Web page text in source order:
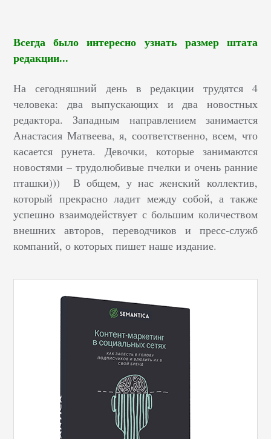
Всегда было интересно узнать размер штата
редакции...
На сегодняшний день в редакции трудятся 4
человека: два выпускающих и два новостных
редактора. Западным направлением занимается
Анастасия Матвеева, я, соответственно, всем, что
касается рунета. Девочки, которые занимаются
новостями – трудолюбивые пчелки и очень ранние
пташки))) В общем, у нас женский коллектив,
который прекрасно ладит между собой, а также
успешно взаимодействует с большим количеством
внешних авторов, переводчиков и пресс-служб
компаний, о которых пишет наше издание.